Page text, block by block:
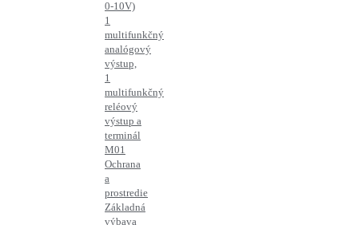
0-10V)
1
multifunkčný
analógový
výstup,
1
multifunkčný
reléový
výstup a
terminál
M01
Ochrana
a
prostredie
Základná
výbava